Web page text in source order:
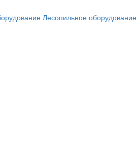
Лесопильное оборудование